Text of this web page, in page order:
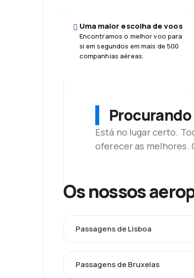
Uma maior escolha de voos
Encontramos o melhor voo para
si em segundos em mais de 500
companhias aéreas.
Está no lugar certo.
oferecer as melhores.
Os nossos
Passagens de Lisboa
Passagens de Bruxelas